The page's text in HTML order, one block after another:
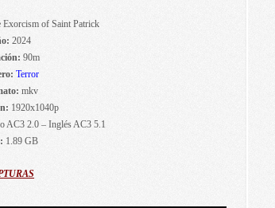
Exorcism of Saint Patrick
2024
90m
Terror
mkv
1920x1040p
AC3 2.0 – Inglés AC3 5.1
1.89 GB